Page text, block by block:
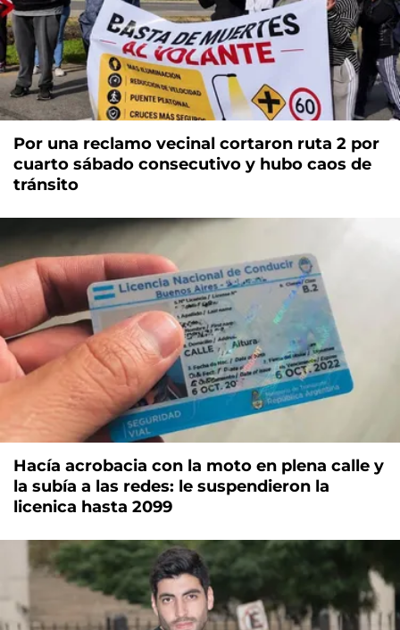
Por una reclamo vecinal cortaron ruta 2 por
cuarto sábado consecutivo y hubo caos de
tránsito
Hacía acrobacia con la moto en plena calle y
la subía a las redes: le suspendieron la
licenica hasta 2099